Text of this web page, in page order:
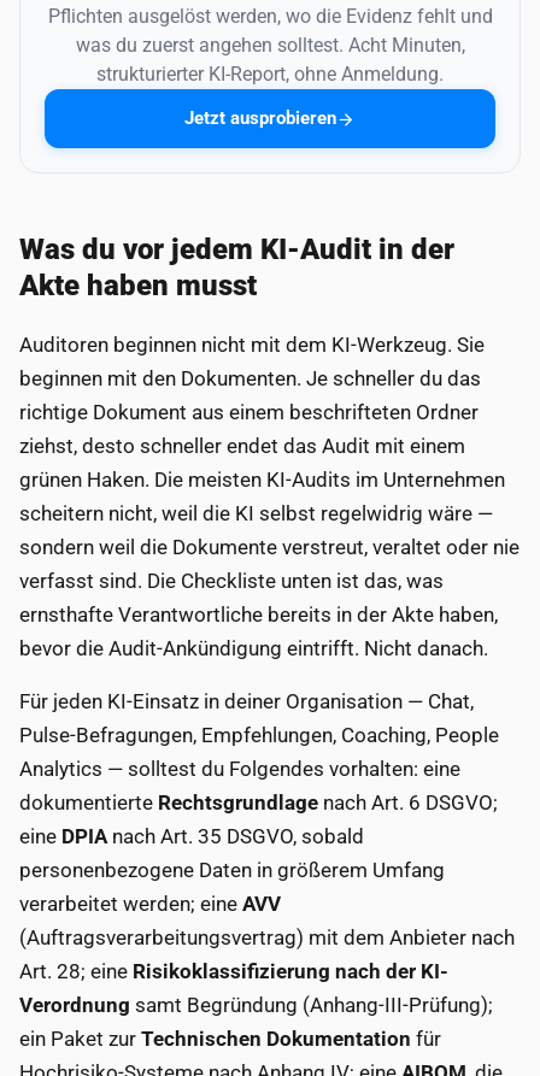
Pflichten ausgelöst werden, wo die Evidenz fehlt und
was du zuerst angehen solltest. Acht Minuten,
strukturierter KI-Report, ohne Anmeldung.
Jetzt ausprobieren
Was du vor jedem KI-Audit in der
Akte haben musst
Auditoren beginnen nicht mit dem KI-Werkzeug. Sie
beginnen mit den Dokumenten. Je schneller du das
richtige Dokument aus einem beschrifteten Ordner
ziehst, desto schneller endet das Audit mit einem
grünen Haken. Die meisten KI-Audits im Unternehmen
scheitern nicht, weil die KI selbst regelwidrig wäre —
sondern weil die Dokumente verstreut, veraltet oder nie
verfasst sind. Die Checkliste unten ist das, was
ernsthafte Verantwortliche bereits in der Akte haben,
bevor die Audit-Ankündigung eintrifft. Nicht danach.
Für jeden KI-Einsatz in deiner Organisation — Chat,
Pulse-Befragungen, Empfehlungen, Coaching, People
Analytics — solltest du Folgendes vorhalten: eine
dokumentierte Rechtsgrundlage nach Art. 6 DSGVO;
eine DPIAnach Art. 35 DSGVO, sobald
personenbezogene Daten in größerem Umfang
verarbeitet werden; eine AVV
(Auftragsverarbeitungsvertrag) mit dem Anbieter nach
Art. 28; eine Risikoklassifizierung nach der KI-
Verordnung samt Begründung (Anhang-III-Prüfung);
ein Paket zur Technischen Dokumentation für